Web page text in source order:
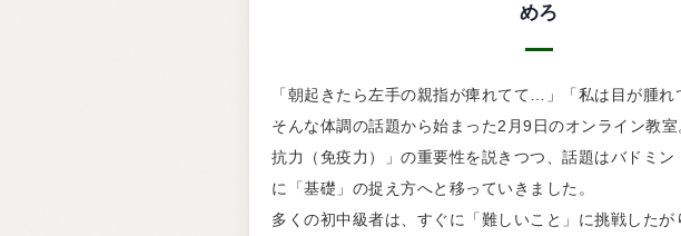
めろ
「朝起きたら左手の親指が痺れてて…」「私は目が腫れ
そんな体調の話題から始まった2月9日のオンライン教
抗力（免疫力）」の重要性を説きつつ、話題はバドミン
に「基礎」の捉え方へと移っていきました。
多くの初中級者は、すぐに「難しいこと」に挑戦したが